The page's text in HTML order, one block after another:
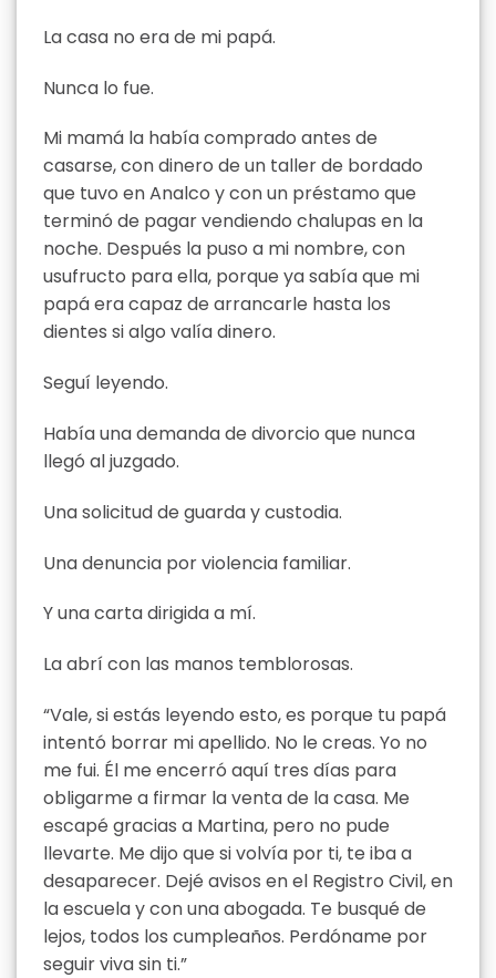
La casa no era de mi papá.
Nunca lo fue.
Mi mamá la había comprado antes de
casarse, con dinero de un taller de bordado
que tuvo en Analco y con un préstamo que
terminó de pagar vendiendo chalupas en la
noche. Después la puso a mi nombre, con
usufructo para ella, porque ya sabía que mi
papá era capaz de arrancarle hasta los
dientes si algo valía dinero.
Seguí leyendo.
Había una demanda de divorcio que nunca
llegó al juzgado.
Una solicitud de guarda y custodia.
Una denuncia por violencia familiar.
Y una carta dirigida a mí.
La abrí con las manos temblorosas.
“Vale, si estás leyendo esto, es porque tu papá
intentó borrar mi apellido. No le creas. Yo no
me fui. Él me encerró aquí tres días para
obligarme a firmar la venta de la casa. Me
escapé gracias a Martina, pero no pude
llevarte. Me dijo que si volvía por ti, te iba a
desaparecer. Dejé avisos en el Registro Civil, en
la escuela y con una abogada. Te busqué de
lejos, todos los cumpleaños. Perdóname por
seguir viva sin ti.”